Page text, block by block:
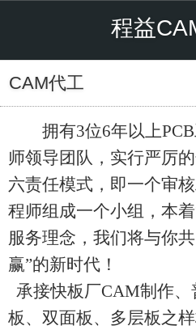
程益
CAM代工
拥有3位6年以上
师领导团队，实行严厉
六责任模式，即一个审
程师组成一个小组，本
服务理念，我们将与你
赢”的新时代！
承接快板厂CAM制作
板、双面板、多层板之